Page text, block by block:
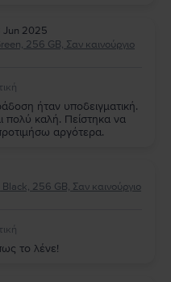
Jun 2025
256 GB, Σαν καινούργιο
ήταν υποδειγματική.
πολύ καλή. Πείστηκα να
αργότερα.
256 GB, Σαν καινούργιο
το λένε!